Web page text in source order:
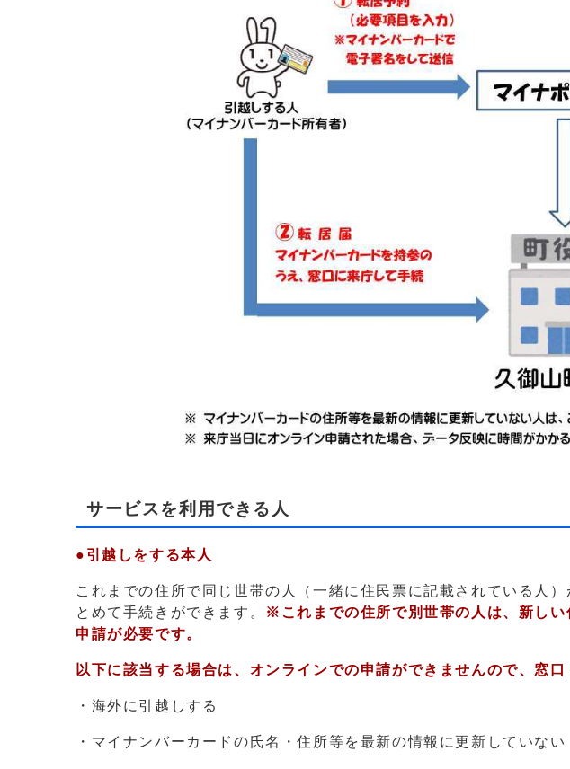
サービスを利用できる人
●引越しをする本人
これまでの住所で同じ世帯の人（一緒に住民票に記載されている人
とめて手続きができます。
※これまでの住所で別世帯の人は、新し
申請が必要です。
以下に該当する場合は、オンラインでの申請ができませんので、窓口
・海外に引越しする
・マイナンバーカードの氏名・住所等を最新の情報に更新していない